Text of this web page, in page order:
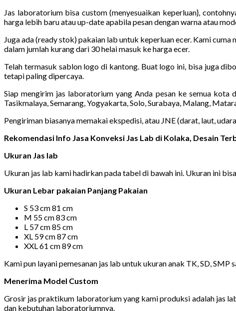
Jas laboratorium bisa custom (menyesuaikan keperluan},
harga lebih baru atau up-date apabila pesan dengan warna atau
Juga ada (ready stok) pakaian lab untuk keperluan ecer. Kami
dalam jumlah kurang dari 30 helai masuk ke harga ecer.
Telah termasuk sablon logo di kantong. Buat logo ini, bisa juga
tetapi paling dipercaya.
Siap mengirim jas laboratorium yang Anda pesan ke semua kota
Tasikmalaya, Semarang, Yogyakarta, Solo, Surabaya, Malang,
Pengiriman biasanya memakai ekspedisi, atau JNE (darat, laut,
Rekomendasi Info Jasa Konveksi Jas Lab di Kolaka, Desain
Ukuran Jas lab
Ukuran jas lab kami hadirkan pada tabel di bawah ini. Ukuran ini
Ukuran Lebar pakaian Panjang Pakaian
S 53 cm 81 cm
M 55 cm 83 cm
L 57 cm 85 cm
XL 59 cm 87 cm
XXL 61 cm 89 cm
Kami pun layani pemesanan jas lab untuk ukuran anak TK, SD, SMP
Menerima Model Custom
Grosir jas praktikum laboratorium yang kami produksi adalah jas
dan kebutuhan laboratoriumnya.